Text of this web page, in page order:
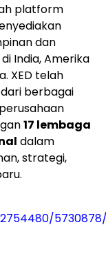
platform
dan
India, Amerika
XED telah
dari berbagai
17 lembaga
dalam
strategi,
5730878/